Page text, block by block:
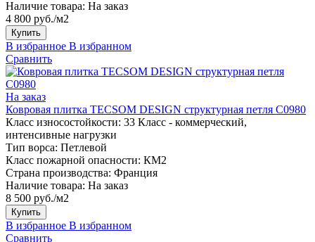
Наличие товара: На заказ
4 800 руб./м2
Купить
В избранное В избранном
Сравнить
На заказ
Ковровая плитка TECSOM DESIGN структурная петля C0980
Класс износостойкости: 33 Класс - коммерческий,
интенсивные нагрузки
Тип ворса: Петлевой
Класс пожарной опасности: КМ2
Страна производства: Франция
Наличие товара: На заказ
8 500 руб./м2
Купить
В избранное В избранном
Сравнить